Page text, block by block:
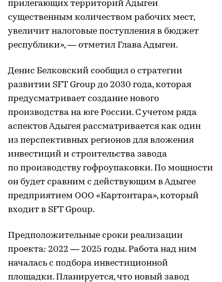
прилегающих территорий Адыгеи
существенным количеством рабочих мест,
увеличит налоговые поступления в бюджет
республики», — отметил Глава Адыгеи.
Денис Белковский сообщил о стратегии
развитии SFT Group до 2030 года, которая
предусматривает создание нового
производства на юге России. С учетом ряда
аспектов Адыгея рассматривается как один
из перспективных регионов для вложения
инвестиций и строительства завода
по производству гофроупаковки. По мощности
он будет сравним с действующим в Адыгее
предприятием ООО «Картонтара», который
входит в SFT Gpoup.
Предположительные сроки реализации
проекта: 2022 — 2025 годы. Работа над ним
началась с подбора инвестиционной
площадки. Планируется, что новый завод